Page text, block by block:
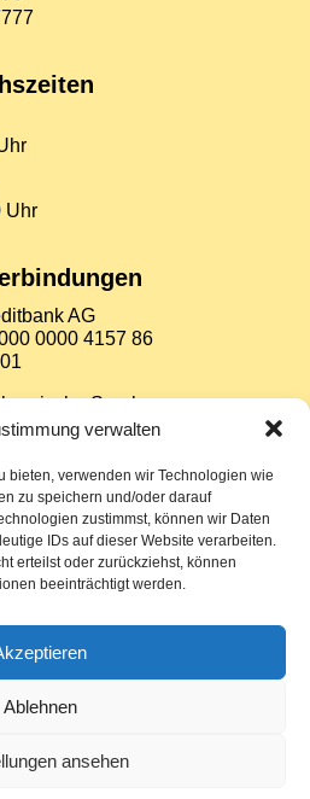
verwalten
bieten, verwenden wir Technologien wie
zu speichern und/oder darauf
zustimmst, können wir Daten
IDs auf dieser Website verarbeiten.
erteilst oder zurückziehst, können
beeinträchtigt werden.
Ablehnen
ansehen
Uhr
AG
0000 4157 86
Sparkasse
Sitemap